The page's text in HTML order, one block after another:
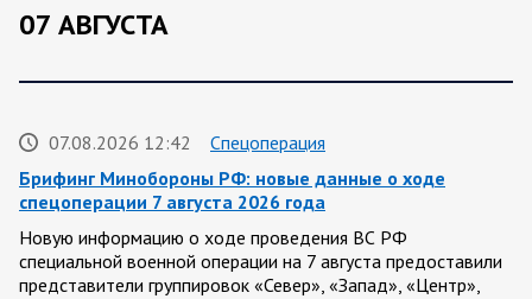
07 АВГУСТА
07.08.2026 12:42
Спецоперация
Брифинг Минобороны РФ: новые данные о ходе
спецоперации 7 августа 2026 года
Новую информацию о ходе проведения ВС РФ
специальной военной операции на 7 августа предоставили
представители группировок «Север», «Запад», «Центр»,